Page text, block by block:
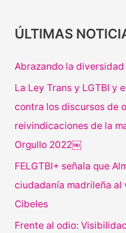
ÚLTIMAS
Abrazando la
La Ley Trans y LGTBI y
contra los discursos de
reivindicaciones de la
Orgullo 2022￼
FELGTBI+ señala que
ciudadanía madrileña al
Cibeles
Frente al odio: